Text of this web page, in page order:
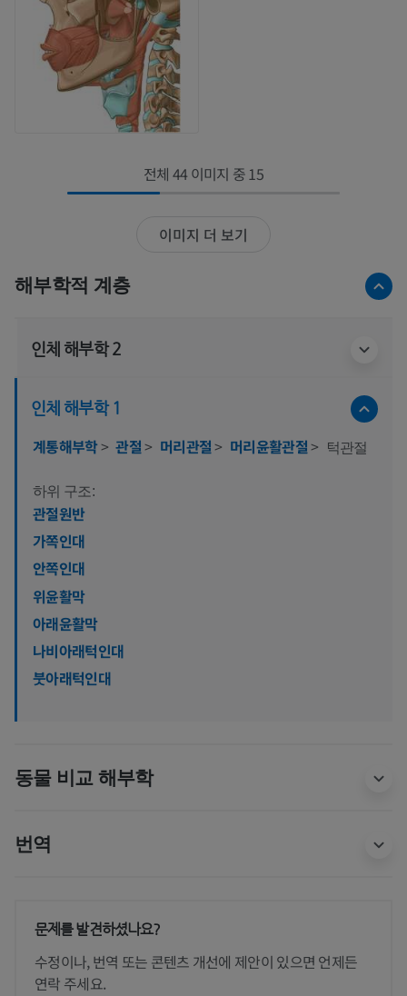
전체 44 이미지 중 15
이미지 더 보기
해부학적 계층
인체 해부학 2
인체 해부학 1
계통해부학> 관절> 머리관절> 머리윤활관절> 턱관절
하위 구조:
관절원반
가쪽인대
안쪽인대
위윤활막
아래윤활막
나비아래턱인대
붓아래턱인대
동물 비교 해부학
번역
문제를 발견하셨나요?
수정이나, 번역 또는 콘텐츠 개선에 제안이 있으면 언제든
연락 주세요.